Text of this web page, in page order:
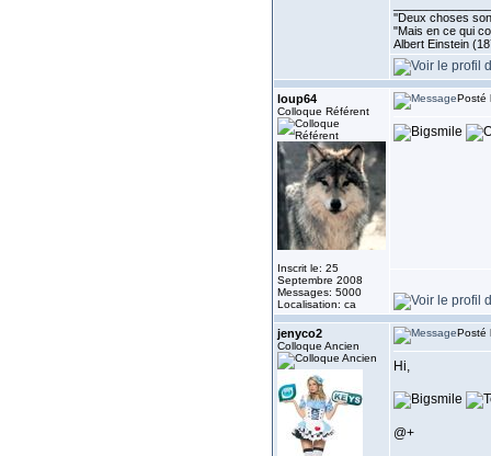
''Deux choses
"Mais en ce qui
Albert Einstein
loup64
Colloque Référent
Inscrit le: 25
Septembre 2008
Messages: 5000
Localisation: ca
Posté
jenyco2
Colloque Ancien
Posté
Hi,
@+